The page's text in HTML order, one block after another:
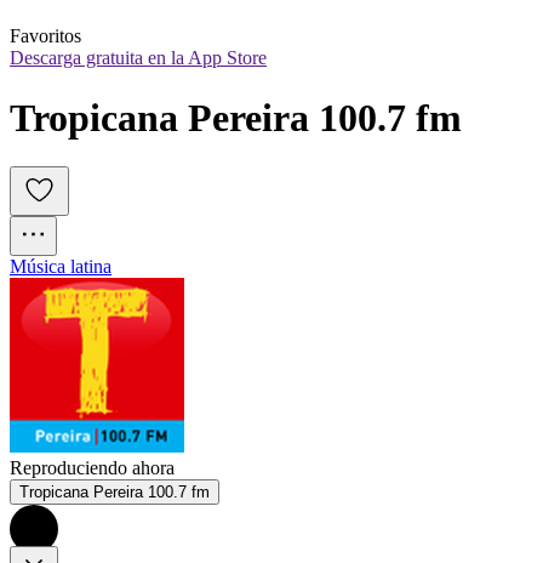
Favoritos
Descarga gratuita en la App Store
Tropicana Pereira 100.7 fm
Música latina
Reproduciendo ahora
Tropicana Pereira 100.7 fm